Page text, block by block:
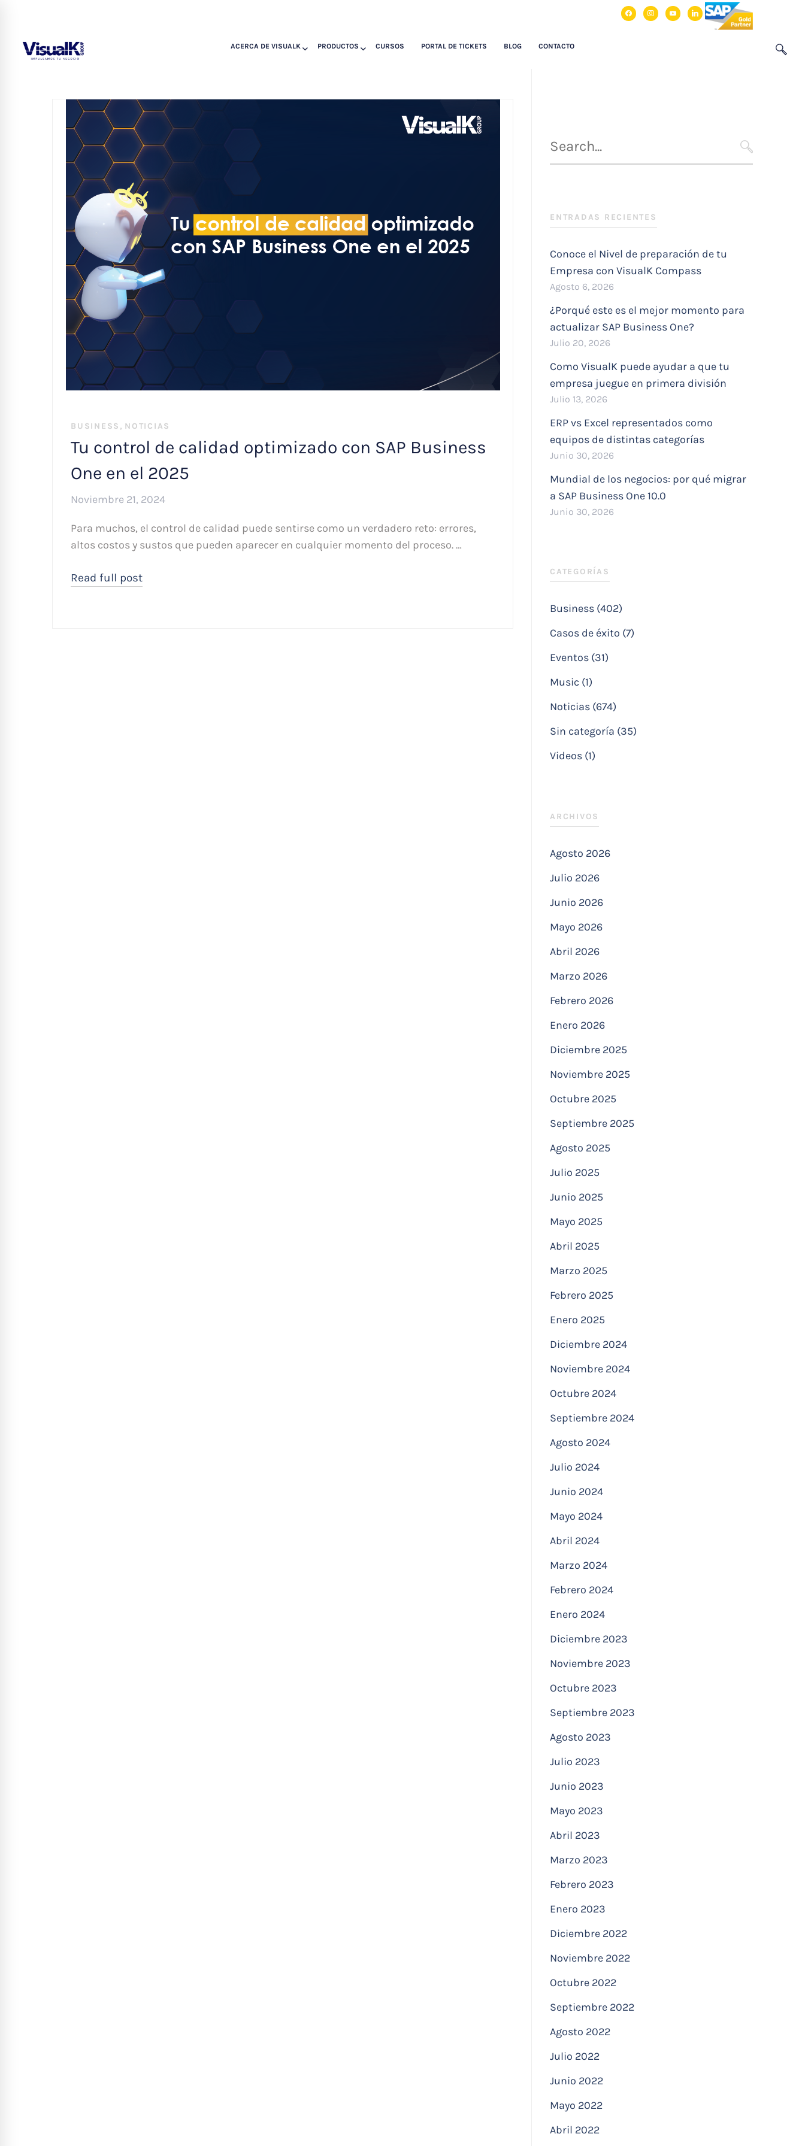
facebookinstagram
youtubelinkedin
ACERCA DE VISUALK PRODUCTOS CURSOS PORTAL DE TICKETS BLOG CONTACTO
BUSINESS , NOTICIAS
Tu control de calidad optimizado con SAP Business
One en el 2025
Noviembre 21, 2024
Para muchos, el control de calidad puede sentirse como un verdadero reto: errores,
altos costos y sustos que pueden aparecer en cualquier momento del proceso. …
Read full post
para
SEARCH
ENTRADAS RECIENTES
Conoce el Nivel de preparación de tu
Empresa con VisualK Compass
Agosto 6, 2026
¿Porqué este es el mejor momento para
actualizar SAP Business One?
Julio 20, 2026
Como VisualK puede ayudar a que tu
empresa juegue en primera división
Julio 13, 2026
ERP vs Excel representados como
equipos de distintas categorías
Junio 30, 2026
Mundial de los negocios: por qué migrar
a SAP Business One 10.0
Junio 30, 2026
CATEGORÍAS
Business (402)
Casos de éxito (7)
Eventos (31)
Music (1)
Noticias (674)
Sin categoría (35)
Videos (1)
ARCHIVOS
Agosto 2026
Julio 2026
Junio 2026
Mayo 2026
Abril 2026
Marzo 2026
Febrero 2026
Enero 2026
Diciembre 2025
Noviembre 2025
Octubre 2025
Septiembre 2025
Agosto 2025
Julio 2025
Junio 2025
Mayo 2025
Abril 2025
Marzo 2025
Febrero 2025
Enero 2025
Diciembre 2024
Noviembre 2024
Octubre 2024
Septiembre 2024
Agosto 2024
Julio 2024
Junio 2024
Mayo 2024
Abril 2024
Marzo 2024
Febrero 2024
Enero 2024
Diciembre 2023
Noviembre 2023
Octubre 2023
Septiembre 2023
Agosto 2023
Julio 2023
Junio 2023
Mayo 2023
Abril 2023
Marzo 2023
Febrero 2023
Enero 2023
Diciembre 2022
Noviembre 2022
Octubre 2022
Septiembre 2022
Agosto 2022
Julio 2022
Junio 2022
Mayo 2022
Abril 2022